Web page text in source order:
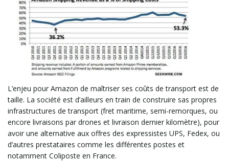
L’enjeu pour Amazon de maîtriser ses coûts de transport est de
taille. La société est d’ailleurs en train de construire sas propres
infrastructures de transport (fret maritime, semi-remorques, ou
encore livraisons par drones et livraison dernier kilomètre), pour
avoir une alternative aux offres des expressistes UPS, Fedex, ou
d’autres prestataires comme les différentes postes et
notamment Coliposte en France.